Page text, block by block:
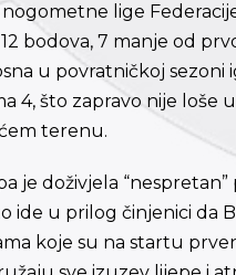
lige
bodova, 7 manje od
u povratničkoj
4, što zapravo nije loše
terenu.
je doživjela
ide u prilog činjenici da
koje su na startu